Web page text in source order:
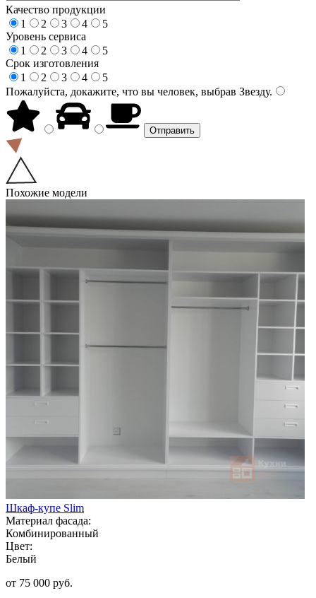
Качество продукции
1
2 3 4
5
Уровень сервиса
1
2 3 4
5
Срок изготовления
1
2 3 4
5
Пожалуйста, докажите, что вы человек, выбрав Звезду.
Похожие модели
Шкаф-купе Slim
Материал фасада:
Комбинированный
Цвет:
Белый
от 75 000 руб.